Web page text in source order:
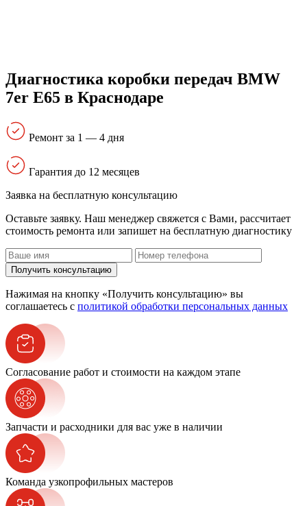
Диагностика коробки передач BMW
7er E65 в Краснодаре
Ремонт за 1 — 4 дня
Гарантия до 12 месяцев
Заявка на бесплатную консультацию
Оставьте заявку. Наш менеджер свяжется с Вами, расcчитает
стоимость ремонта или запишет на бесплатную диагностику
Получить консультацию
Нажимая на кнопку «Получить консультацию» вы
соглашаетесь с политикой обработки персональных данных
Согласование работ и стоимости на каждом этапе
Запчасти и расходники для вас уже в наличии
Команда узкопрофильных мастеров